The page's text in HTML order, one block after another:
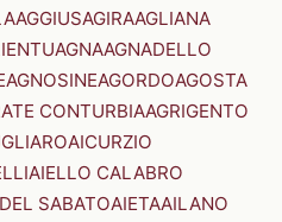
AGGIUSAGIRAAGLIANA
AGNAAGNADELLO
AGNOSINEAGORDOAGOSTA
CONTURBIAAGRIGENTO
AICURZIO
AIELLO CALABRO
SABATOAIETAAILANO